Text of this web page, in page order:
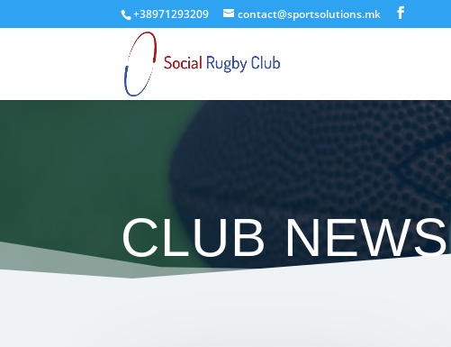
+38971293209 contact@sportsolutions.mk
CLUB NEWS